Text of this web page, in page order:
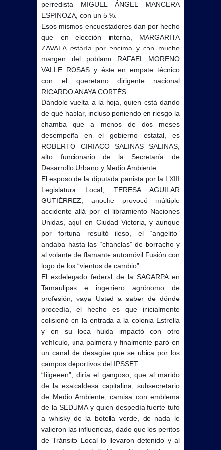
perredista MIGUEL ÁNGEL MANCERA
ESPINOZA, con un 5 %.
Esos mismos encuestadores dan por hecho
que en elección interna, MARGARITA
ZAVALA estaría por encima y con mucho
margen del poblano RAFAEL MORENO
VALLE ROSAS y éste en empate técnico
con el queretano dirigente nacional
RICARDO ANAYA CORTÉS.
Dándole vuelta a la hoja, quien está dando
de qué hablar, incluso poniendo en riesgo la
chamba que a menos de dos meses
desempeña en el gobierno estatal, es
ROBERTO CIRIACO SALINAS SALINAS,
alto funcionario de la Secretaría de
Desarrollo Urbano y Medio Ambiente.
El esposo de la diputada panista por la LXIII
Legislatura Local, TERESA AGUILAR
GUTIÉRREZ, anoche provocó múltiple
accidente allá por el libramiento Naciones
Unidas, aquí en Ciudad Victoria, y aunque
por fortuna resultó ileso, el “angelito”
andaba hasta las “chanclas” de borracho y
al volante de flamante automóvil Fusión con
logo de los “vientos de cambio”.
El exdelegado federal de la SAGARPA en
Tamaulipas e ingeniero agrónomo de
profesión, vaya Usted a saber de dónde
procedía, el hecho es que inicialmente
colisionó en la entrada a la colonia Estrella
y en su loca huida impactó con otro
vehículo, una palmera y finalmente paró en
un canal de desagüe que se ubica por los
campos deportivos del IPSSET.
“Iiigeeen”, diría el gangoso, que al marido
de la exalcaldesa capitalina, subsecretario
de Medio Ambiente, camisa con emblema
de la SEDUMA y quien despedía fuerte tufo
a whisky de la botella verde, de nada le
valieron las influencias, dado que los peritos
de Tránsito Local lo llevaron detenido y al